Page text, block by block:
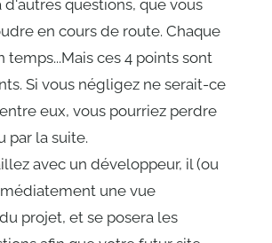
d'autres questions, que vous
en cours de route. Chaque
temps...Mais ces 4 points sont
Si vous négligez ne serait-ce
eux, vous pourriez perdre
par la suite.
avec un développeur, il (ou
une vue
projet, et se posera les